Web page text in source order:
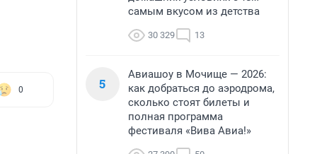
0
самым вкусом из детства
30 329 13
5
Авиашоу в Мочище — 2026:
как добраться до аэродрома,
сколько стоят билеты и
полная программа
фестиваля «Вива Авиа!»